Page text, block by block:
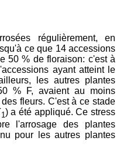
régulièrement, en
ce que 14 accessions
50 % de floraison: c'est à
ayant atteint le
les autres plantes
% F, avaient au moins
fleurs. C'est à ce stade
1) a été appliqué. Ce stress
l'arrosage des plantes
pour les autres plantes